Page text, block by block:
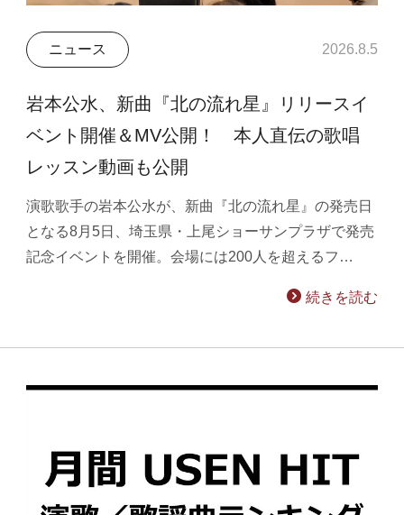
ニュース 2026.8.5
岩本公水、新曲『北の流れ星』リリースイ
ベント開催＆MV公開！ 本人直伝の歌唱
レッスン動画も公開
演歌歌手の岩本公水が、新曲『北の流れ星』の発売日
となる8月5日、埼玉県・上尾ショーサンプラザで発売
記念イベントを開催。会場には200人を超えるフ…
続きを読む